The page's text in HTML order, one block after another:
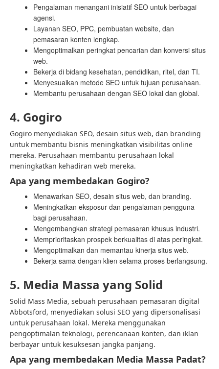
Pengalaman menangani inisiatif SEO untuk berbagai
agensi.
Layanan SEO, PPC, pembuatan website, dan
pemasaran konten lengkap.
Mengoptimalkan peringkat pencarian dan konversi situs
web.
Bekerja di bidang kesehatan, pendidikan, ritel, dan TI.
Menyesuaikan metode SEO untuk tujuan perusahaan.
Membantu perusahaan dengan SEO lokal dan global.
4. Gogiro
Gogiro menyediakan SEO, desain situs web, dan branding
untuk membantu bisnis meningkatkan visibilitas online
mereka. Perusahaan membantu perusahaan lokal
meningkatkan kehadiran web mereka.
Apa yang membedakan Gogiro?
Menawarkan SEO, desain situs web, dan branding.
Meningkatkan eksposur dan pengalaman pengguna
bagi perusahaan.
Mengembangkan strategi pemasaran khusus industri.
Memprioritaskan prospek berkualitas di atas peringkat.
Mengoptimalkan dan memantau kinerja situs web.
Bekerja sama dengan klien selama proses berlangsung.
5. Media Massa yang Solid
Solid Mass Media, sebuah perusahaan pemasaran digital
Abbotsford, menyediakan solusi SEO yang dipersonalisasi
untuk perusahaan lokal. Mereka menggunakan
pengoptimalan teknologi, perencanaan konten, dan iklan
berbayar untuk kesuksesan jangka panjang.
Apa yang membedakan Media Massa Padat?